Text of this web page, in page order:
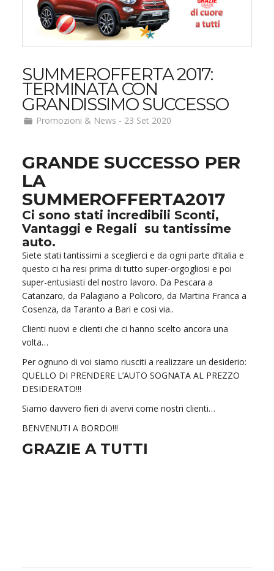
SUMMEROFFERTA 2017:
TERMINATA CON
GRANDISSIMO SUCCESSO
Promozioni & News - 23 Set 2020
GRANDE SUCCESSO PER
LA
SUMMEROFFERTA2017
Ci sono stati incredibili Sconti,
Vantaggi e Regali su tantissime
auto.
Siete stati tantissimi a sceglierci e da ogni parte d’italia e
questo ci ha resi prima di tutto super-orgogliosi e poi
super-entusiasti del nostro lavoro. Da Pescara a
Catanzaro, da Palagiano a Policoro, da Martina Franca a
Cosenza, da Taranto a Bari e cosi via..
Clienti nuovi e clienti che ci hanno scelto ancora una
volta…
Per ognuno di voi siamo riusciti a realizzare un desiderio:
QUELLO DI PRENDERE L’AUTO SOGNATA AL PREZZO
DESIDERATO!!!
Siamo davvero fieri di avervi come nostri clienti…
BENVENUTI A BORDO!!!
GRAZIE A TUTTI